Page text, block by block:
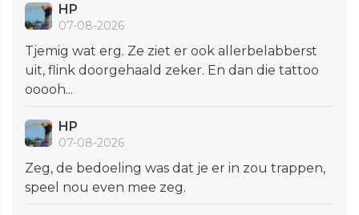
HP
07-08-2026
Tjemig wat erg. Ze ziet er ook allerbelabberst
uit, flink doorgehaald zeker. En dan die tattoo
ooooh...
HP
07-08-2026
Zeg, de bedoeling was dat je er in zou trappen,
speel nou even mee zeg.